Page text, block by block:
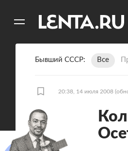
Бывший СССР Все
20:38, 14 июля 2008